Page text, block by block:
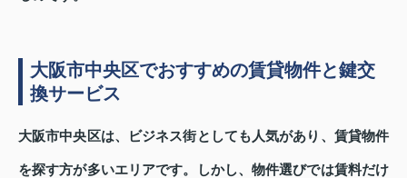
大阪市中央区でおすすめの賃貸物件と鍵交
換サービス
大阪市中央区は、ビジネス街としても人気があり、賃貸物件
を探す方が多いエリアです。しかし、物件選びでは賃料だけ